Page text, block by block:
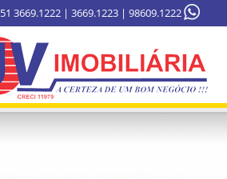
51 3669.1222 | 3669.1223 | 98609.1222